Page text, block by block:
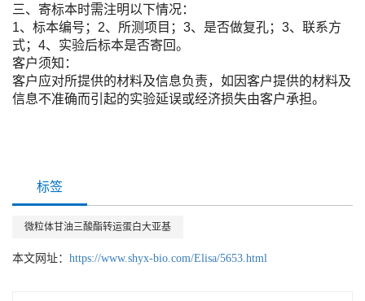
三、寄标本时需注明以下情况：
1、标本编号；2、所测项目；3、是否做复孔；3、联系方
式；4、实验后标本是否寄回。
客户须知：
客户应对所提供的材料及信息负责，如因客户提供的材料及
信息不准确而引起的实验延误或经济损失由客户承担。
标签
微粒体甘油三酸酯转运蛋白大亚基
本文网址： https://www.shyx-bio.com/Elisa/5653.html